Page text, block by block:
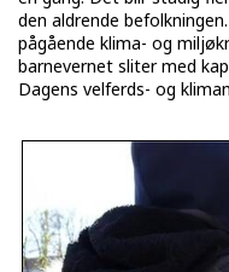
den aldrende
pågående klima- og
barnevernet sliter med
Dagens velferds- og